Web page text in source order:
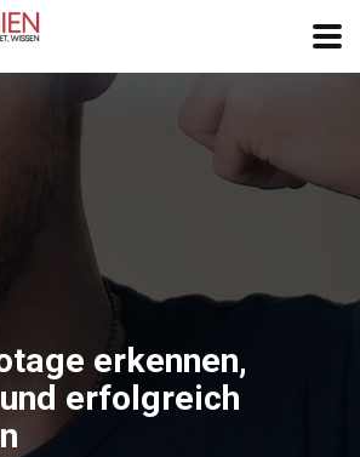
erkennen,
erfolgreich